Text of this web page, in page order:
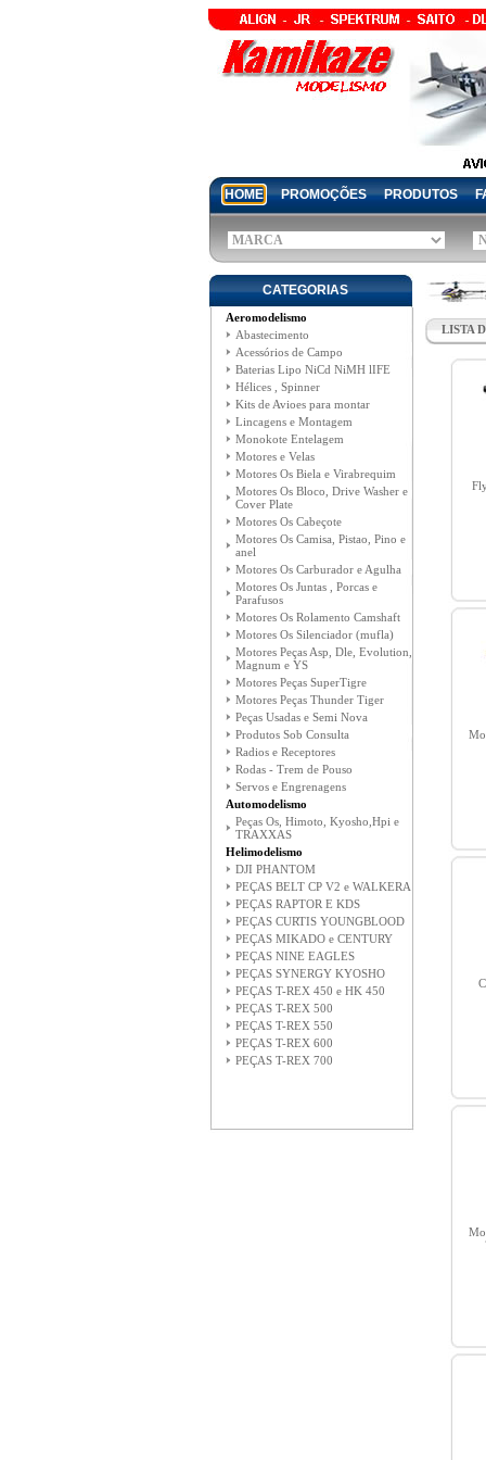
HOME PROMOÇÕES PRODUTOS
CATEGORIAS
Aeromodelismo
Abastecimento
Acessórios de Campo
Baterias Lipo NiCd NiMH lIFE
Hélices , Spinner
Kits de Avioes para montar
Lincagens e Montagem
Monokote Entelagem
Motores e Velas
Motores Os Biela e Virabrequim
Motores Os Bloco, Drive Washer e
Cover Plate
Motores Os Cabeçote
Motores Os Camisa, Pistao, Pino e
anel
Motores Os Carburador e Agulha
Motores Os Juntas , Porcas e
Parafusos
Motores Os Rolamento Camshaft
Motores Os Silenciador (mufla)
Motores Peças Asp, Dle, Evolution,
Magnum e YS
Motores Peças SuperTigre
Motores Peças Thunder Tiger
Peças Usadas e Semi Nova
Produtos Sob Consulta
Radios e Receptores
Rodas - Trem de Pouso
Servos e Engrenagens
Automodelismo
Peças Os, Himoto, Kyosho,Hpi e
TRAXXAS
Helimodelismo
DJI PHANTOM
PEÇAS BELT CP V2 e WALKERA
PEÇAS RAPTOR E KDS
PEÇAS CURTIS YOUNGBLOOD
PEÇAS MIKADO e CENTURY
PEÇAS NINE EAGLES
PEÇAS SYNERGY KYOSHO
PEÇAS T-REX 450 e HK 450
PEÇAS T-REX 500
PEÇAS T-REX 550
PEÇAS T-REX 600
PEÇAS T-REX 700
LISTA